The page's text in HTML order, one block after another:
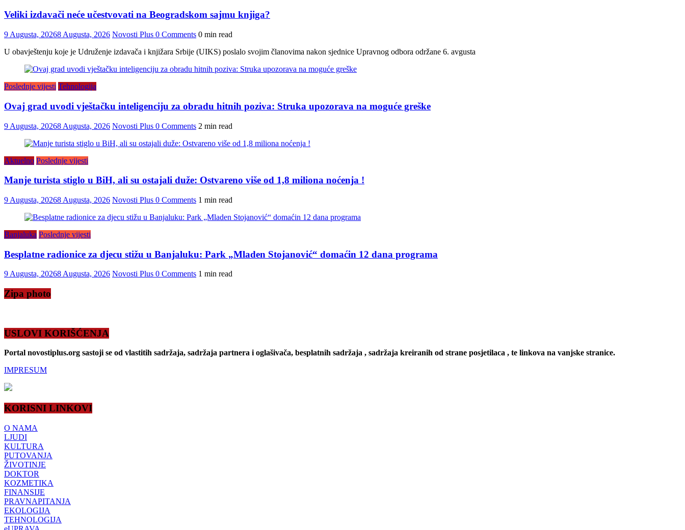
Veliki izdavači neće učestvovati na Beogradskom sajmu knjiga?
9 Augusta, 20268 Augusta, 2026 Novosti Plus 0 Comments 0 min read
U obavještenju koje je Udruženje izdavača i knjižara Srbije (UIKS) poslalo svojim članovima nakon sjednice Upravnog odbora održane 6. avgusta
Poslednje vijesti Tehnologija
Ovaj grad uvodi vještačku inteligenciju za obradu hitnih poziva: Struka upozorava na moguće greške
9 Augusta, 20268 Augusta, 2026 Novosti Plus 0 Comments 2 min read
Aktuelno Poslednje vijesti
Manje turista stiglo u BiH, ali su ostajali duže: Ostvareno više od 1,8 miliona noćenja !
9 Augusta, 20268 Augusta, 2026 Novosti Plus 0 Comments 1 min read
Banjaluka Poslednje vijesti
Besplatne radionice za djecu stižu u Banjaluku: Park „Mladen Stojanović“ domaćin 12 dana programa
9 Augusta, 20268 Augusta, 2026 Novosti Plus 0 Comments 1 min read
Zipa photo
USLOVI KORIŠĆENJA
Portal novostiplus.org sastoji se od vlastitih sadržaja, sadržaja partnera i oglašivača, besplatnih sadržaja , sadržaja kreiranih od strane posjetilaca , te linkova na vanjske stranice.
IMPRESUM
KORISNI LINKOVI
O NAMA
LJUDI
KULTURA
PUTOVANJA
ŽIVOTINJE
DOKTOR
KOZMETIKA
FINANSIJE
PRAVNAPITANJA
EKOLOGIJA
TEHNOLOGIJA